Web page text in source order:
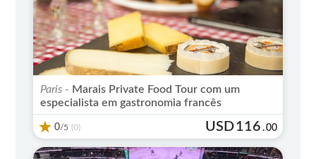
Paris - Marais Private Food Tour com um
especialista em gastronomia francês
0/5 (0) USD116 .00